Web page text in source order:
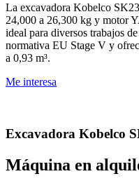
La excavadora Kobelco
24,000 a 26,300 kg y motor
ideal para diversos trabajos
normativa EU Stage V y
a 0,93 m³.
Me interesa
Excavadora Kobelco
Máquina en